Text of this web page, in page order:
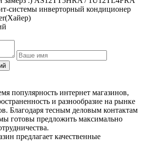
системы инверторный кондиционер
популярность интернет магазинов,
и разнообразие на рынке
Благодаря тесным деловым контактам
готовы предложить максимально
предлагает качественные